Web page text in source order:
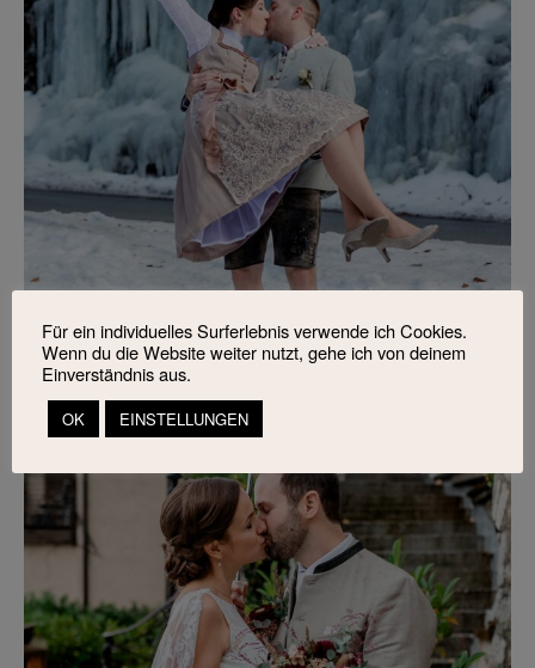
Für ein individuelles Surferlebnis verwende ich Cookies.
Wenn du die Website weiter nutzt, gehe ich von deinem
Einverständnis aus.
OK EINSTELLUNGEN